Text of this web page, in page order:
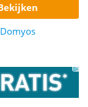
bekijken
Domyos